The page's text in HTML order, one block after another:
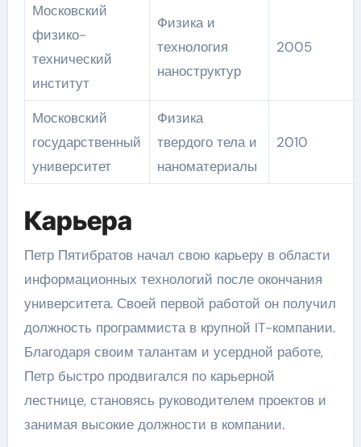
Московский
физико-
технический
институт
Физика и
технология
наноструктур
2005
Московский
государственный
университет
Физика
твердого тела и
наноматериалы
2010
Карьера
Петр Пятибратов начал свою карьеру в области
информационных технологий после окончания
университета. Своей первой работой он получил
должность программиста в крупной IT-компании.
Благодаря своим талантам и усердной работе,
Петр быстро продвигался по карьерной
лестнице, становясь руководителем проектов и
занимая высокие должности в компании.